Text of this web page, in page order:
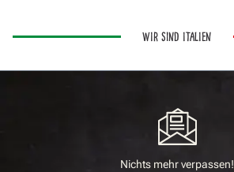
WIR SIND ITALIEN
Nichts mehr verpassen!